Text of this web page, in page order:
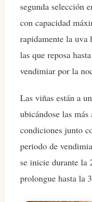
segunda selección
con capacidad
rapidamente la uva
las que reposa
vendimiar por la
Las viñas están a
ubicándose las
condiciones junto
periodo de
se inicie durante la
prolongue hasta la